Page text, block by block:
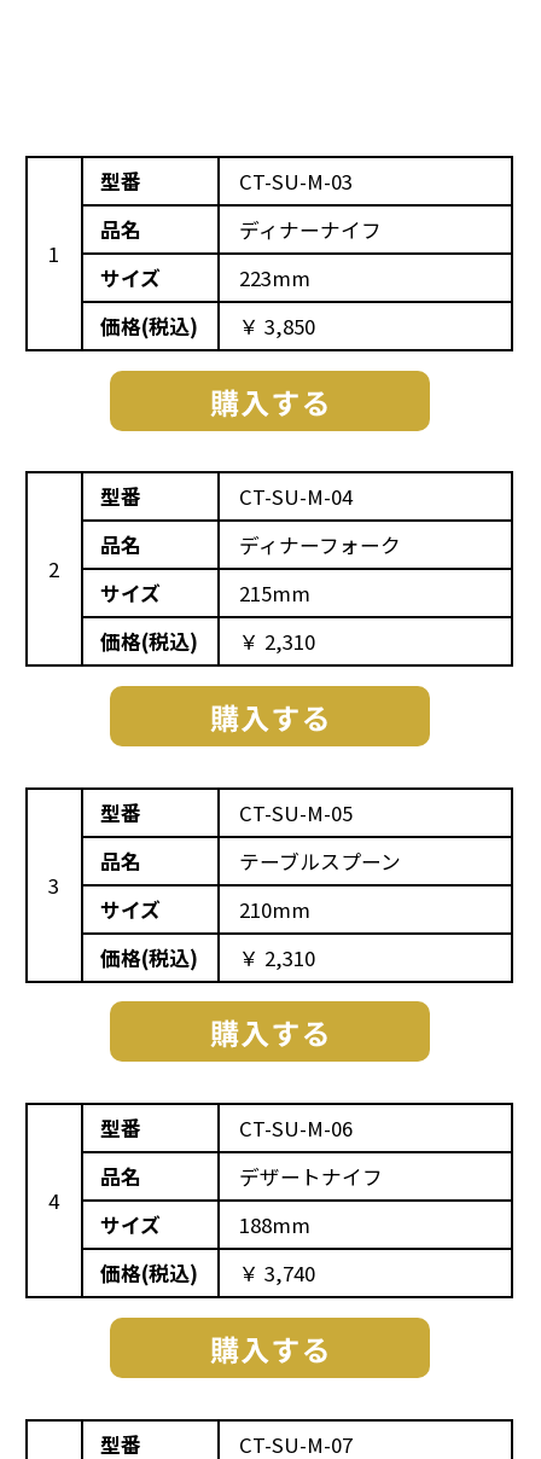
1
型番
CT-SU-M-03
品名
ディナーナイフ
サイズ
223mm
価格(税込)
￥ 3,850
2
型番
CT-SU-M-04
品名
ディナーフォーク
サイズ
215mm
価格(税込)
￥ 2,310
3
型番
CT-SU-M-05
品名
テーブルスプーン
サイズ
210mm
価格(税込)
￥ 2,310
4
型番
CT-SU-M-06
品名
デザートナイフ
サイズ
188mm
価格(税込)
￥ 3,740
型番 CT-SU-M-07